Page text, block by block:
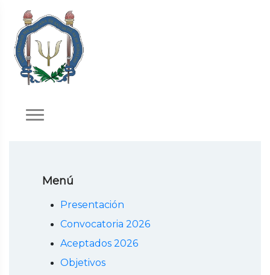
Menú
Presentación
Convocatoria 2026
Aceptados 2026
Objetivos